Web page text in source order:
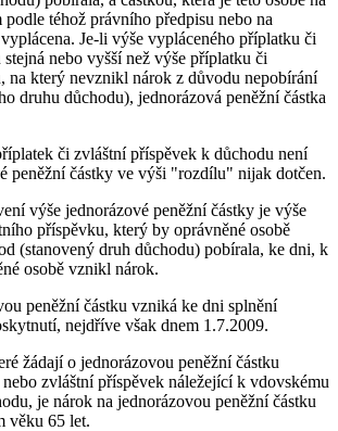
téhož právního předpisu nebo na
Je-li výše vypláceného příplatku či
nebo vyšší než výše příplatku či
na který nevznikl nárok z důvodu nepobírání
druhu důchodu), jednorázová peněžní částka
či zvláštní příspěvek k důchodu není
peněžní částky ve výši "rozdílu" nijak dotčen.
výše jednorázové peněžní částky je výše
příspěvku, který by oprávněné osobě
(stanovený druh důchodu) pobírala, ke dni, k
osobě vznikl nárok.
peněžní částku vzniká ke dni splnění
nejdříve však dnem 1.7.2009.
žádají o jednorázovou peněžní částku
zvláštní příspěvek náležející k vdovskému
je nárok na jednorázovou peněžní částku
věku 65 let.